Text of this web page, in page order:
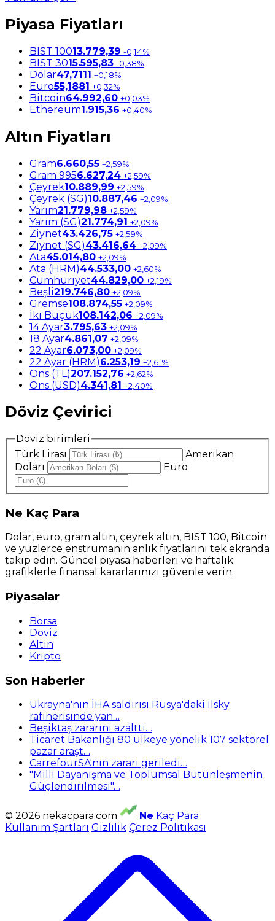
Piyasa Fiyatları
BIST 10013.779,39 -0,14%
BIST 3015.595,83 -0,38%
Dolar47,7111 +0,18%
Euro55,1881 +0,32%
Bitcoin64.992,60 +0,03%
Ethereum1.915,36 +0,40%
Altın Fiyatları
Gram6.660,55 +2,59%
Gram 9956.627,24 +2,59%
Çeyrek10.889,99 +2,59%
Çeyrek (SG)10.887,46 +2,09%
Yarım21.779,98 +2,59%
Yarım (SG)21.774,91 +2,09%
Ziynet43.426,75 +2,59%
Ziynet (SG)43.416,64 +2,09%
Ata45.014,80 +2,09%
Ata (HRM)44.533,00 +2,60%
Cumhuriyet44.829,00 +2,19%
Beşli219.746,80 +2,09%
Gremse108.874,55 +2,09%
İki Buçuk108.142,06 +2,09%
14 Ayar3.795,63 +2,09%
18 Ayar4.861,07 +2,09%
22 Ayar6.073,00 +2,09%
22 Ayar (HRM)6.253,19 +2,61%
Ons (TL)207.152,76 +2,62%
Ons (USD)4.341,81 +2,40%
Döviz Çevirici
Döviz birimleri
Türk Lirası
Amerikan
Doları
Euro
Ne Kaç Para
Dolar, euro, gram altın, çeyrek altın, BIST 100, Bitcoin
ve yüzlerce enstrümanın anlık fiyatlarını tek ekranda
takip edin. Güncel piyasa haberleri ve haftalık
grafiklerle finansal kararlarınızı güvenle verin.
Piyasalar
Borsa
Döviz
Altın
Kripto
Son Haberler
Ukrayna'nın İHA saldırısı Rusya'daki Ilsky
rafinerisinde yan…
Beşiktaş zararını azalttı…
Ticaret Bakanlığı 80 ülkeye yönelik 107 sektörel
pazar araşt…
CarrefourSA'nın zararı geriledi…
"Milli Dayanışma ve Toplumsal Bütünleşmenin
Güçlendirilmesi"…
© 2026 nekacpara.com Ne Kaç Para
Kullanım Şartları Gizlilik Çerez Politikası